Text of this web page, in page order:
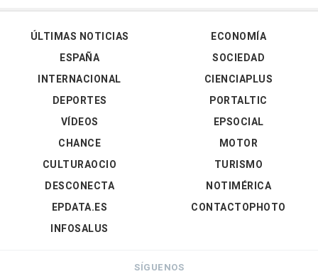
ÚLTIMAS NOTICIAS
ESPAÑA
INTERNACIONAL
DEPORTES
VÍDEOS
ECONOMÍA
SOCIEDAD
CIENCIAPLUS
PORTALTIC
EPSOCIAL
CHANCE
CULTURAOCIO
DESCONECTA
EPDATA.ES
INFOSALUS
MOTOR
TURISMO
NOTIMÉRICA
CONTACTOPHOTO
SÍGUENOS